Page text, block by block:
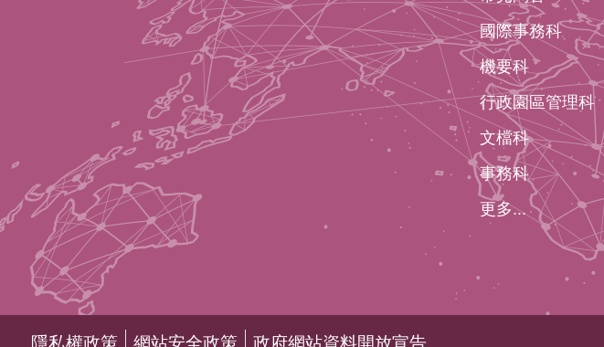
國際事務科
機要科
行政園區管理科
文檔科
事務科
更多...
隱私權政策 網站安全政策 政府網站資料開放宣告